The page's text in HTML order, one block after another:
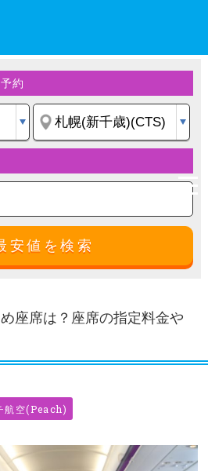
約
安値を検索
座席は？座席の指定料金や
航空(Peach)